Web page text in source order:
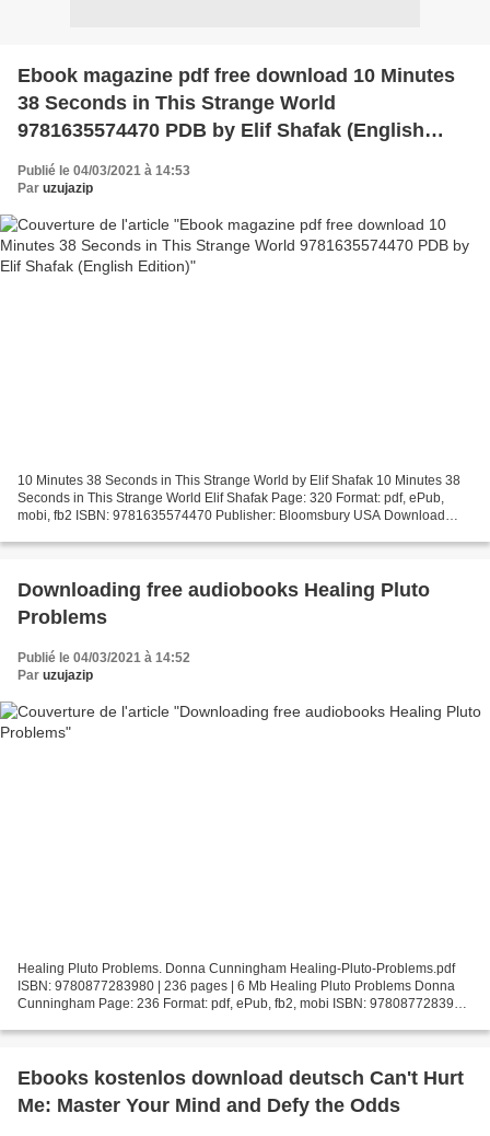
Ebook magazine pdf free download 10 Minutes
38 Seconds in This Strange World
9781635574470 PDB by Elif Shafak (English
Publié le 04/03/2021 à 14:53
Par uzujazip
10 Minutes 38 Seconds in This Strange World by Elif Shafak 10 Minutes 38
Seconds in This Strange World Elif Shafak Page: 320 Format: pdf, ePub,
mobi, fb2 ISBN: 9781635574470 Publisher: Bloomsbury USA Download
Downloading free audiobooks Healing Pluto
Problems
Publié le 04/03/2021 à 14:52
Par uzujazip
Healing Pluto Problems. Donna Cunningham Healing-Pluto-Problems.pdf
ISBN: 9780877283980 | 236 pages | 6 Mb Healing Pluto Problems Donna
Cunningham Page: 236 Format: pdf, ePub, fb2, mobi ISBN: 9780877283980
Ebooks kostenlos download deutsch Can't Hurt
Me: Master Your Mind and Defy the Odds